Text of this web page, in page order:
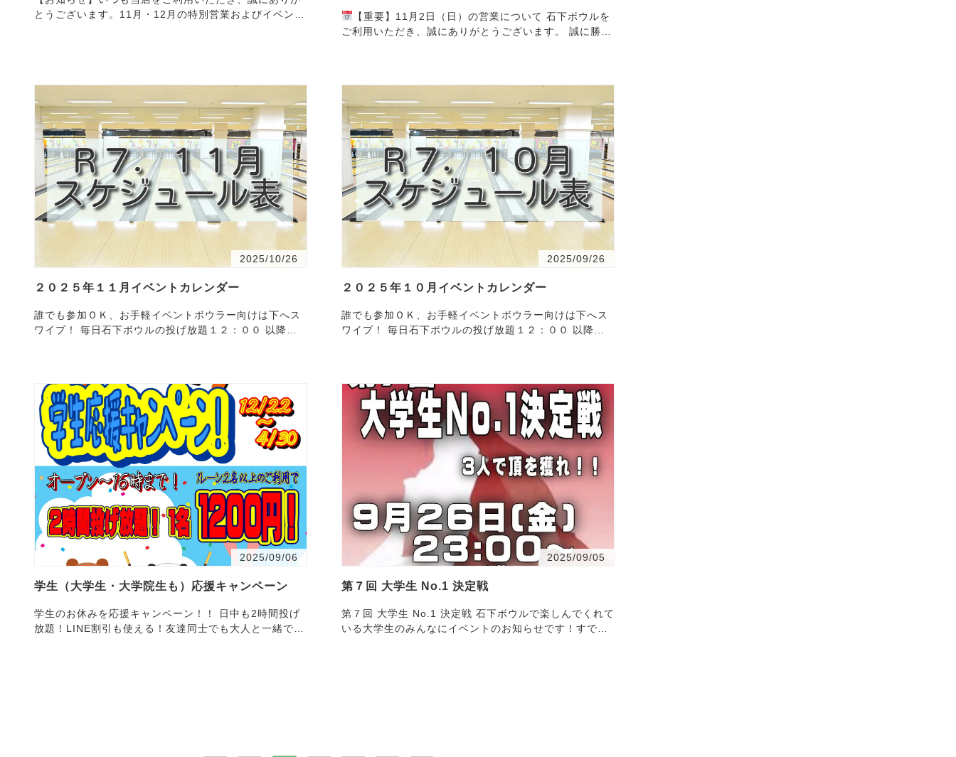
とうございます。11月・12月の特別営業およびイベント
【重要】11月2日（日）の営業について 石下ボウルを
ご利用いただき、誠にありがとうございます。 誠に勝手
2025/10/26
２０２５年１１月イベントカレンダー
誰でも参加ＯＫ、お手軽イベントボウラー向けは下へス
ワイプ！ 毎日石下ボウルの投げ放題１２：００ 以降で
2025/09/26
２０２５年１０月イベントカレンダー
誰でも参加ＯＫ、お手軽イベントボウラー向けは下へス
ワイプ！ 毎日石下ボウルの投げ放題１２：００ 以降で
2025/09/06
学生（大学生・大学院生も）応援キャンペーン
学生のお休みを応援キャンペーン！！ 日中も2時間投げ
放題！LINE割引も使える！友達同士でも大人と一緒でも
2025/09/05
第７回 大学生 No.1 決定戦
第７回 大学生 No.1 決定戦 石下ボウルで楽しんでくれて
いる大学生のみんなにイベントのお知らせです！すでに